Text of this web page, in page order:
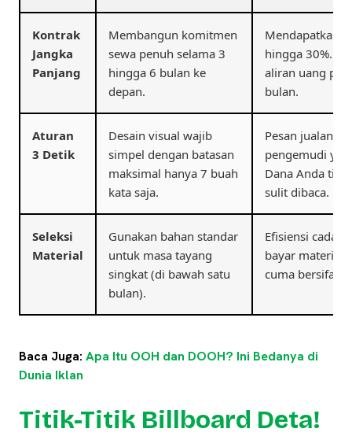
Kontrak
Jangka
Panjang
Membangun komitmen
sewa penuh selama 3
hingga 6 bulan ke
depan.
Mendapatkan
hingga 30%.
aliran uang
bulan.
Aturan
3 Detik
Desain visual wajib
simpel dengan batasan
maksimal hanya 7 buah
kata saja.
Pesan jualan
pengemudi
Dana Anda
sulit dibaca.
Seleksi
Material
Gunakan bahan standar
untuk masa tayang
singkat (di bawah satu
bulan).
Efisiensi
bayar material
cuma bersifat
Baca Juga: Apa Itu OOH dan DOOH? Ini Bedanya di
Dunia Iklan
Titik-Titik Billboard Deta!